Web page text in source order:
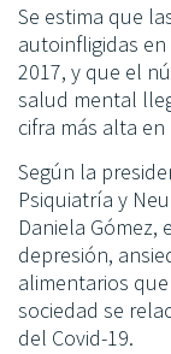
Se estima que
autoinfligidas
2017, y que el
salud mental
cifra más alta
Según la
Psiquiatría y
Daniela
depresión,
alimentarios
sociedad se
del Covid-19.